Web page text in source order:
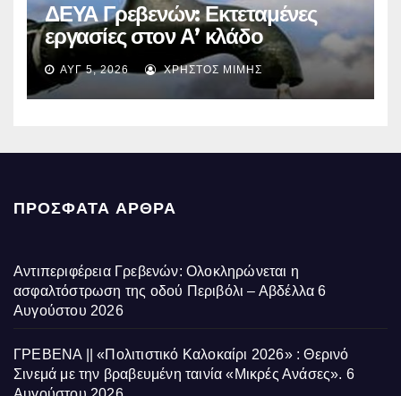
ΔΕΥΑ Γρεβενών: Εκτεταμένες
εργασίες στον Α’ κλάδο
ύδρευσης – Ποιες περιοχές
επηρεάζονται την Πέμπτη
ΑΥΓ 5, 2026 ΧΡΉΣΤΟΣ ΜΊΜΗΣ
ΠΡΌΣΦΑΤΑ ΆΡΘΡΑ
Αντιπεριφέρεια Γρεβενών: Ολοκληρώνεται η
ασφαλτόστρωση της οδού Περιβόλι – Αβδέλλα 6
Αυγούστου 2026
ΓΡΕΒΕΝΑ || «Πολιτιστικό Καλοκαίρι 2026» : Θερινό
Σινεμά με την βραβευμένη ταινία «Μικρές Ανάσες». 6